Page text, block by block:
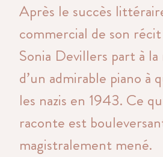
Après le succès
commercial de son récit
Sonia Devillers part à
d’un admirable piano à
les nazis en 1943. Ce
raconte est
magistralement mené.